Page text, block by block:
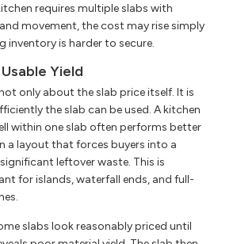
requires multiple slabs with
movement, the cost may rise simply
inventory is harder to secure.
Yield
only about the slab price itself. It is
the slab can be used. A kitchen
within one slab often performs better
a layout that forces buyers into a
leftover waste. This is
for islands, waterfall ends, and full-
slabs look reasonably priced until